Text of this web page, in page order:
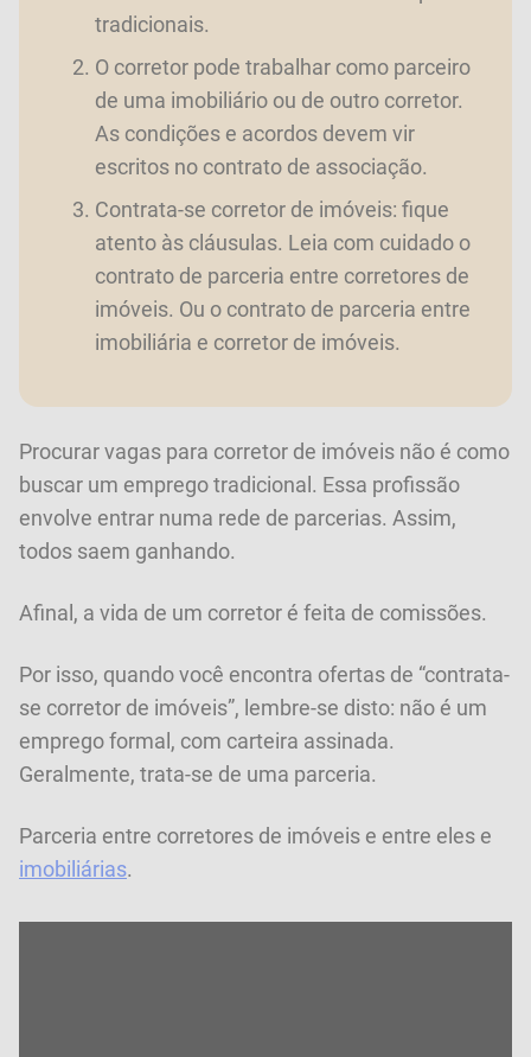
tradicionais.
O corretor pode trabalhar como parceiro
de uma imobiliário ou de outro corretor.
As condições e acordos devem vir
escritos no contrato de associação.
Contrata-se corretor de imóveis: fique
atento às cláusulas. Leia com cuidado o
contrato de parceria entre corretores de
imóveis. Ou o contrato de parceria entre
imobiliária e corretor de imóveis.
Procurar vagas para corretor de imóveis não é como
buscar um emprego tradicional. Essa profissão
envolve entrar numa rede de parcerias. Assim,
todos saem ganhando.
Afinal, a vida de um corretor é feita de comissões.
Por isso, quando você encontra ofertas de “contrata-
se corretor de imóveis”, lembre-se disto: não é um
emprego formal, com carteira assinada.
Geralmente, trata-se de uma parceria.
Parceria entre corretores de imóveis e entre eles e
imobiliárias.